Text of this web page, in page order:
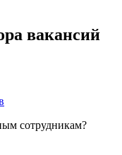
вакансий
сотрудникам?